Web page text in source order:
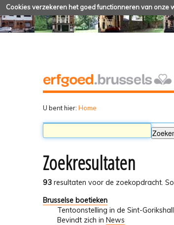
Cookies verzekeren het goed functionneren van onze
U bent hier: Home
Zoekresultaten
93 resultaten voor de zoekopdracht.
Brusselse boetieken
Tentoonstelling in de Sint-
Bevindt zich in News